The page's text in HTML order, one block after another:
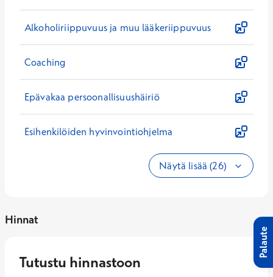
Alkoholiriippuvuus ja muu lääkeriippuvuus
Coaching
Epävakaa persoonallisuushäiriö
Esihenkilöiden hyvinvointiohjelma
Näytä lisää (26)
Hinnat
Tutustu hinnastoon
Palaute